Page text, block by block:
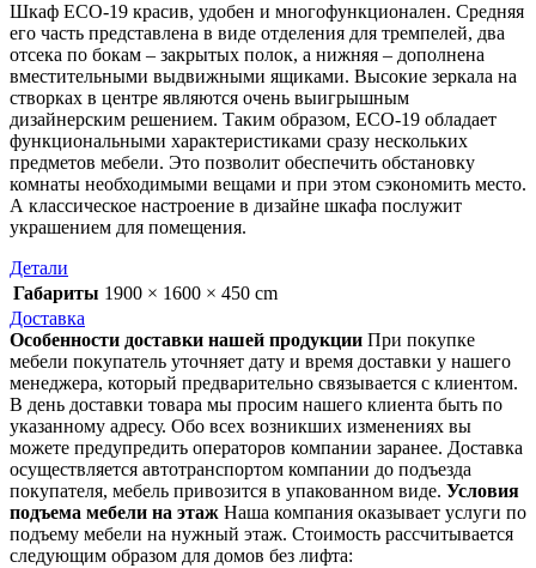
Шкаф ЕСО-19 красив, удобен и многофункционален. Средняя
его часть представлена в виде отделения для тремпелей, два
отсека по бокам – закрытых полок, а нижняя – дополнена
вместительными выдвижными ящиками. Высокие зеркала на
створках в центре являются очень выигрышным
дизайнерским решением. Таким образом, ЕСО-19 обладает
функциональными характеристиками сразу нескольких
предметов мебели. Это позволит обеспечить обстановку
комнаты необходимыми вещами и при этом сэкономить место.
А классическое настроение в дизайне шкафа послужит
украшением для помещения.
Детали
Габариты 1900 × 1600 × 450 cm
Доставка
Особенности доставки нашей продукции При покупке
мебели покупатель уточняет дату и время доставки у нашего
менеджера, который предварительно связывается с клиентом.
В день доставки товара мы просим нашего клиента быть по
указанному адресу. Обо всех возникших изменениях вы
можете предупредить операторов компании заранее. Доставка
осуществляется автотранспортом компании до подъезда
покупателя, мебель привозится в упакованном виде. Условия
подъема мебели на этаж Наша компания оказывает услуги по
подъему мебели на нужный этаж. Стоимость рассчитывается
следующим образом для домов без лифта: